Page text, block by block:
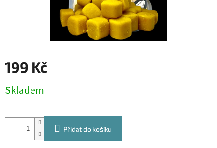
199 Kč
cena:
Skladem
Přidat do košíku